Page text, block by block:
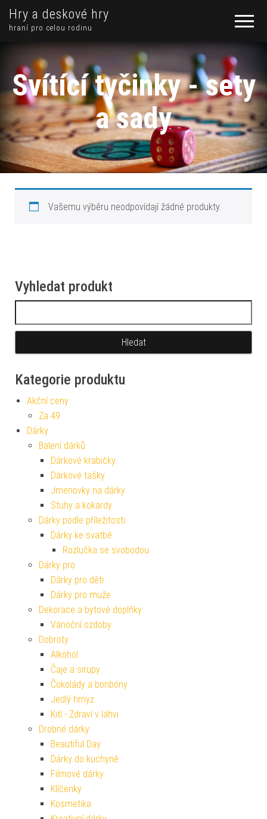
Hry a deskové hry
hraní pro celou rodinu
Svítící tyčinky - sety
a sady
Vašemu výběru neodpovídají žádné produkty.
Vyhledat produkt
Kategorie produktu
Akční ceny
Za 49
Dárky
Balení dárků
Dárkové krabičky
Dárkové tašky
Jmenovky na dárky
Stuhy a kokardy
Dárky podle příležitosti
Dárky ke svatbě
Rozlučka se svobodou
Dárky pro
Dárky pro děti
Dárky pro muže
Dekorace a bytové doplňky
Vánoční ozdoby
Dobroty
Alkohol
Čaje a sirupy
Čokolády a bonbóny
Jedlý hmyz
Kitl - Zdraví v láhvi
Drobné dárky
Beautiful Day
Dárky do kuchyně
Filmové dárky
Klíčenky
Kosmetika